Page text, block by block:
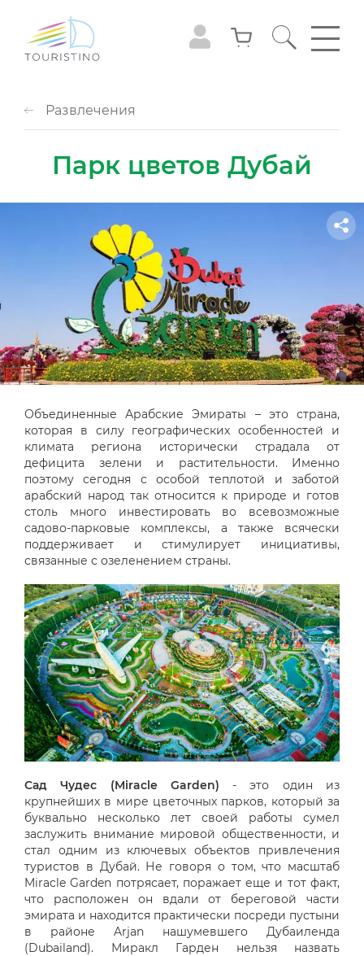
Развлечения
Парк цветов Дубай
Объединенные Арабские Эмираты – это страна,
которая в силу географических особенностей и
климата региона исторически страдала от
дефицита зелени и растительности. Именно
поэтому сегодня с особой теплотой и заботой
арабский народ так относится к природе и готов
столь много инвестировать во всевозможные
садово-парковые комплексы, а также всячески
поддерживает и стимулирует инициативы,
связанные с озеленением страны.
Сад Чудес (Miracle Garden) - это один из
крупнейших в мире цветочных парков, который за
буквально несколько лет своей работы сумел
заслужить внимание мировой общественности, и
стал одним из ключевых объектов привлечения
туристов в Дубай. Не говоря о том, что масштаб
Miracle Garden потрясает, поражает еще и тот факт,
что расположен он вдали от береговой части
эмирата и находится практически посреди пустыни
в районе Arjan нашумевшего Дубаиленда
(Dubailand). Миракл Гарден нельзя назвать